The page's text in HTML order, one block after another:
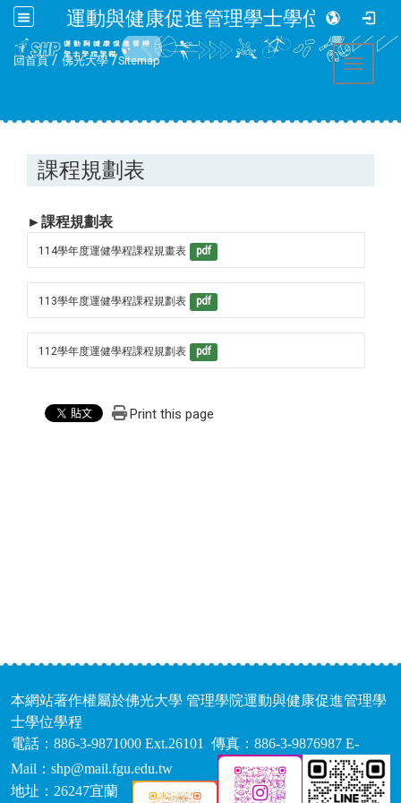
運動與健康促進管理學士學位學程
回首頁/ 佛光大學/Sitemap Toggle
課程規劃表
►課程規劃表
114學年度運健學程課程規畫表 pdf
113學年度運健學程課程規劃表 pdf
112學年度運健學程課程規劃表 pdf
Print this page
本網站著作權屬於佛光大學 管理學院運動與健康促進管理學
士學位學程
電話：886-3-9871000 Ext.26101 傳真：886-3-9876987 E-
Mail：shp@mail.fgu.edu.tw
地址：26247宜蘭